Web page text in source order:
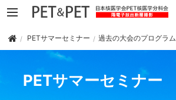
PETサマーセミナー 過去の大会のプログラム
PETサマーセミナー